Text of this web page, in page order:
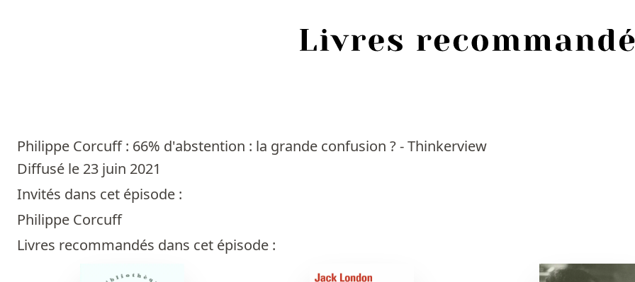
Philippe Corcuff : 66% d'abstention : la grande confusion ? - Thinkerview
Diffusé le 23 juin 2021
Invités dans cet épisode :
Philippe Corcuff
Livres recommandés dans cet épisode :
Sources
Personnes
Livres les plus recommandés